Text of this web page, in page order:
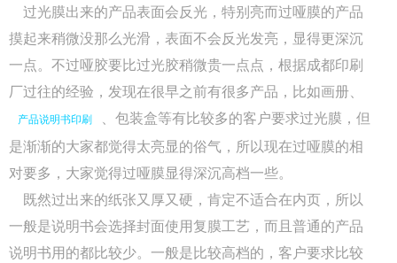
过光膜出来的产品表面会反光，特别亮而过哑膜的产品
摸起来稍微没那么光滑，表面不会反光发亮，显得更深沉
一点。不过哑胶要比过光胶稍微贵一点点，根据成都印刷
厂过往的经验，发现在很早之前有很多产品，比如画册、
产品说明书印刷
、包装盒等有比较多的客户要求过光膜，但
是渐渐的大家都觉得太亮显的俗气，所以现在过哑膜的相
对要多，大家觉得过哑膜显得深沉高档一些。
既然过出来的纸张又厚又硬，肯定不适合在内页，所以
一般是说明书会选择封面使用复膜工艺，而且普通的产品
说明书用的都比较少。一般是比较高档的，客户要求比较
A
成本平衡技巧。纸质包装盒定制的厚度选择，核心是
匹配产品承重需求。...
Q 成都包装厂：纸质包装盒定制常见破损问
A
成都包装厂：纸质包装盒定制常见破损问题 提前规
避技巧，纸质包装盒定制最常见的破损问题的是运输
过程中的挤压破损，...
Q 成都包装厂：包装盒印刷工艺怎么选？烫